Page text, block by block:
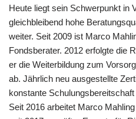
Heute liegt sein Schwerpunkt in
gleichbleibend hohe
weiter. Seit 2009 ist Marco
Fondsberater. 2012 erfolgte die
er die Weiterbildung zum
ab. Jährlich neu ausgestellte
konstante
Seit 2016 arbeitet Marco